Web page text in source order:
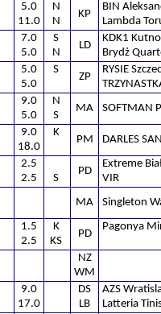
5.0
11.0
N
N
KP
BIN
Lambda
7.0
5.0
S
N
LD
KDK1 Kutno
Brydż
5.0
5.0
S
ZP
RYSIE
9.0
5.0
N
S
MA SOFTMAN
9.0
18.0
K
PM DARLES
2.5
2.5
S
PD
Extreme
VIR
MA Singleton
1.5
2.5
K
KS
PD
Pagonya
NZ
WM
9.0
17.0
DS
LB
AZS
Latteria